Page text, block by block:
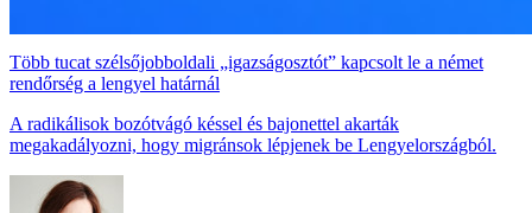
Több tucat szélsőjobboldali „igazságosztót” kapcsolt le a német
rendőrség a lengyel határnál
A radikálisok bozótvágó késsel és bajonettel akarták
megakadályozni, hogy migránsok lépjenek be Lengyelországból.